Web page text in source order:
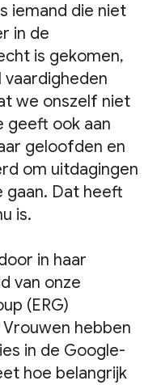
iemand die niet
in de
is gekomen,
we onszelf niet
geeft ook aan
geloofden en
om uitdagingen
gaan. Dat heeft
is.
in haar
van onze
(ERG)
hebben
in de Google-
hoe belangrijk